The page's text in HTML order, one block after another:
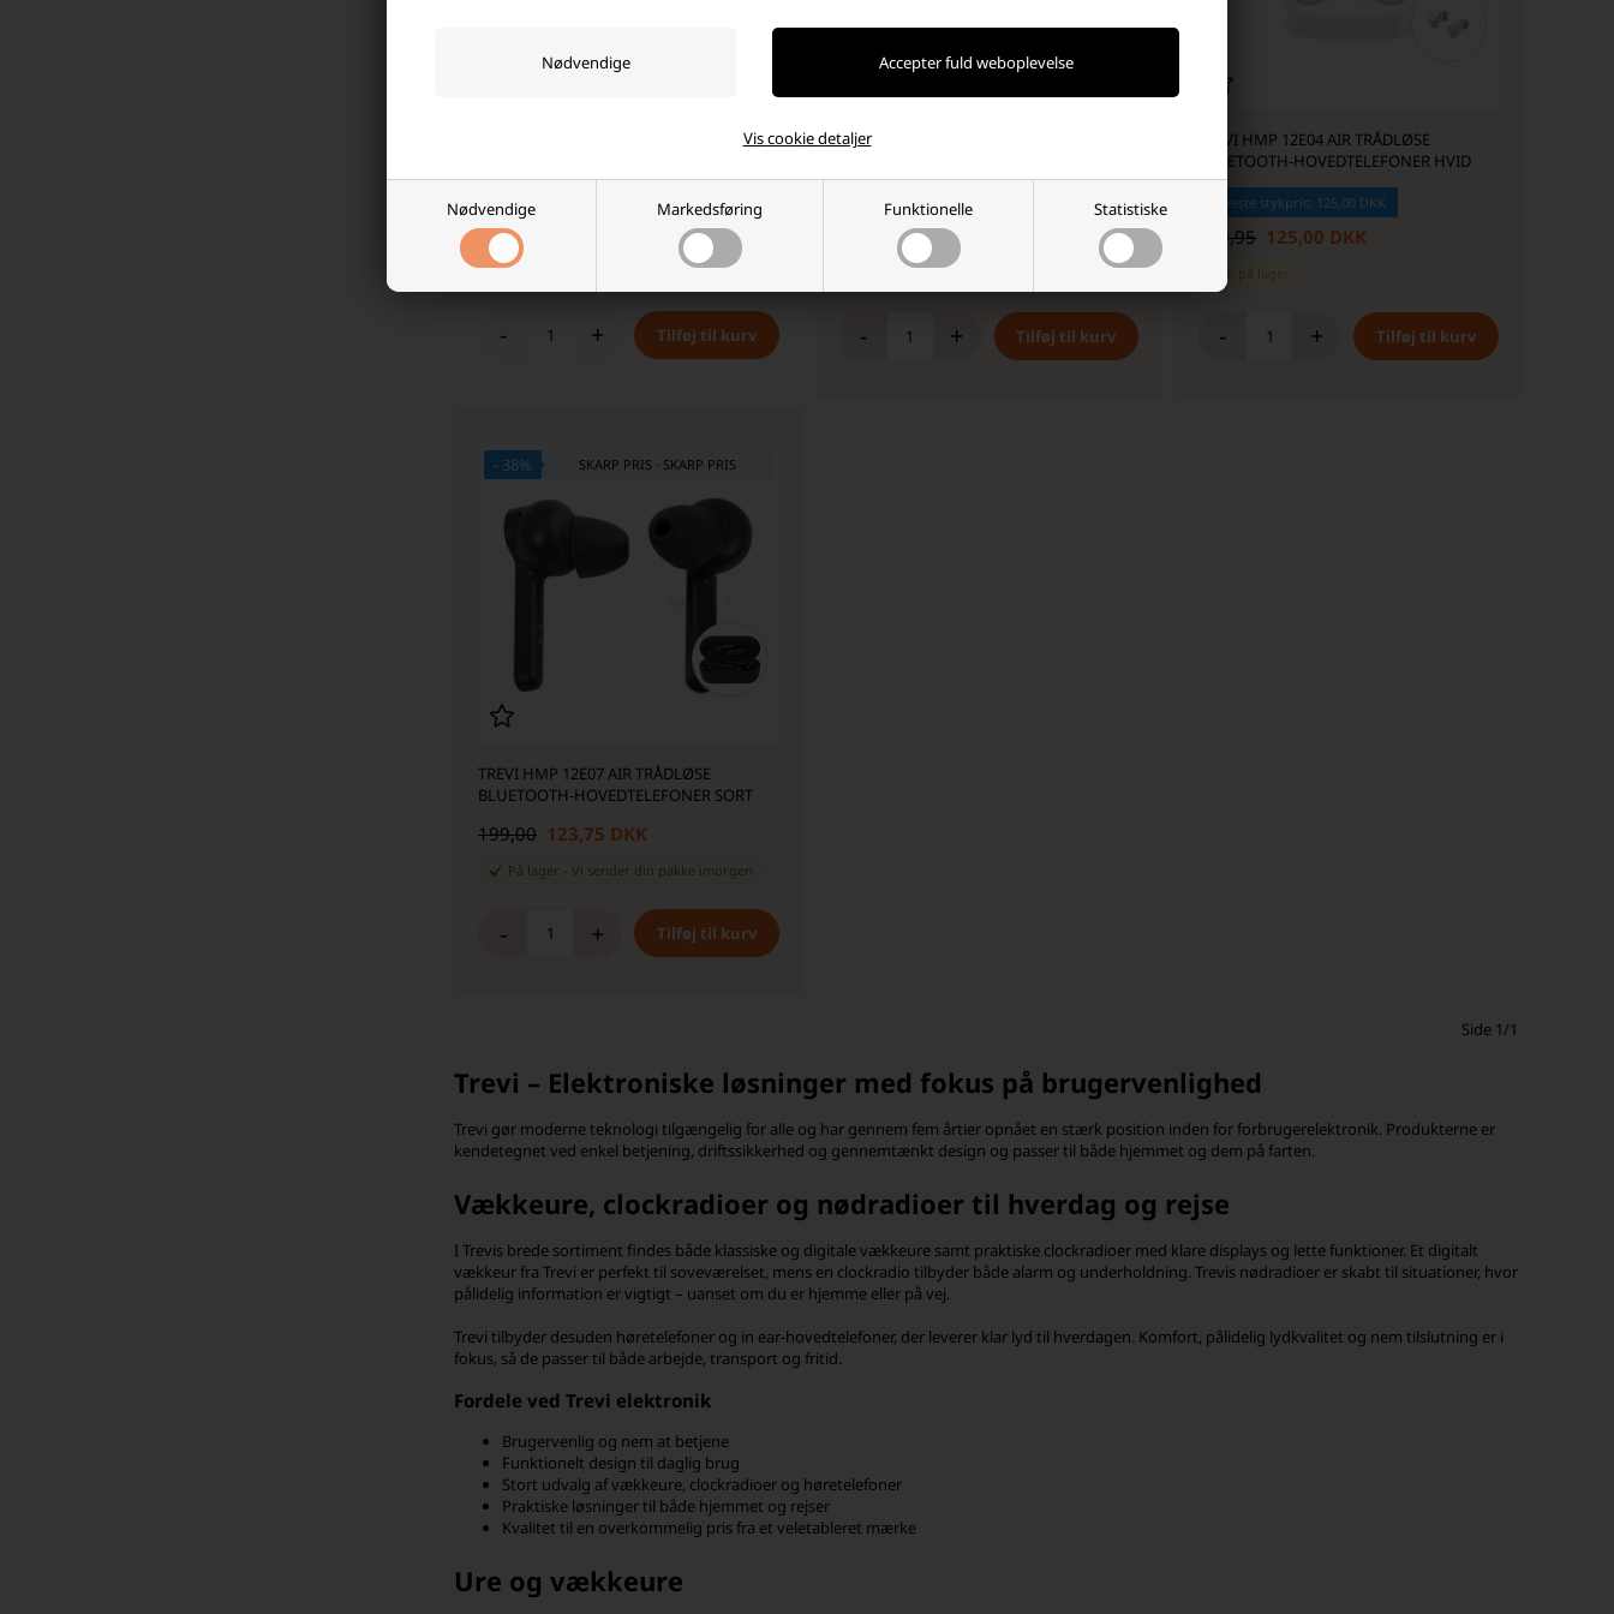
Nødvendige Markedsføring Funktionelle Statistiske
Vis cookie detaljer
Laveste stykpris: 199,00 DKK
299,95 DKK
På lager Vi sender din pakkeimorgen
- +
TREVI HMP 12E07 AIR TRÅDLØSE
123,75 DKK
På lager-Vi sender din pakke
- +
TREVI HMP 12E04 AIR TRÅDLØSE
BLUETOOTH-HOVEDTELEFONER HVID
Laveste stykpris: 125,00 DKK
299,95 125,00 DKK
Ikke på lager
- +
- 38% SKARP PRIS · SKARP PRIS
TREVI HMP 12E07 AIR TRÅDLØSE
BLUETOOTH-HOVEDTELEFONER SORT
199,00 123,75 DKK
På lager -Vi sender din pakke imorgen
- +
Side 1/1
Trevi – Elektroniske løsninger med fokus på brugervenlighed
Trevi gør moderne teknologi tilgængelig for alle og har gennem fem årtier opnået en stærk position inden for forbrugerelektronik. Produkterne er
kendetegnet ved enkel betjening, driftssikkerhed og gennemtænkt design og passer til både hjemmet og dem på farten.
Vækkeure, clockradioer og nødradioer til hverdag og rejse
I Trevis brede sortiment findes både klassiske og digitale vækkeure samt praktiske clockradioer med klare displays og lette funktioner. Et digitalt
vækkeur fra Trevi er perfekt til soveværelset, mens en clockradio tilbyder både alarm og underholdning. Trevis nødradioer er skabt til situationer, hvor
pålidelig information er vigtigt – uanset om du er hjemme eller på vej.
Trevi tilbyder desuden høretelefoner og in ear-hovedtelefoner, der leverer klar lyd til hverdagen. Komfort, pålidelig lydkvalitet og nem tilslutning er i
fokus, så de passer til både arbejde, transport og fritid.
Fordele ved Trevi elektronik
Brugervenlig og nem at betjene
Funktionelt design til daglig brug
Stort udvalg af vækkeure, clockradioer og høretelefoner
Praktiske løsninger til både hjemmet og rejser
Kvalitet til en overkommelig pris fra et veletableret mærke
Ure og vækkeure